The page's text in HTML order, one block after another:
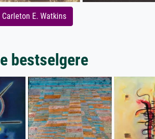
E. Watkins
bestselgere